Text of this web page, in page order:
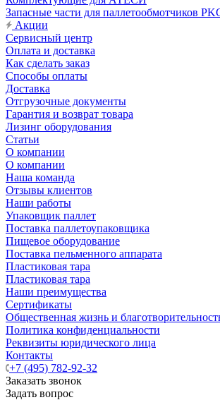
Запасные части для паллетообмотчиков
Акции
Сервисный центр
Оплата и доставка
Как сделать заказ
Способы оплаты
Доставка
Отгрузочные документы
Гарантия и возврат товара
Лизинг оборудования
Статьи
О компании
О компании
Наша команда
Отзывы клиентов
Наши работы
Упаковщик паллет
Поставка паллетоупаковщика
Пищевое оборудование
Поставка пельменного аппарата
Пластиковая тара
Пластиковая тара
Наши преимущества
Сертификаты
Общественная жизнь и
Политика конфиденциальности
Реквизиты юридического лица
Контакты
+7 (495) 782-92-32
Заказать звонок
Задать вопрос